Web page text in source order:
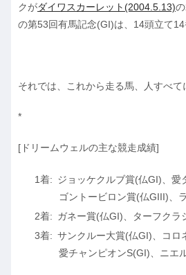
クがダイワスカーレット(2004.5.13)
の第53回有馬記念(GI)は、14頭立て14
それでは、これから走る馬、人すべて
*
[ドリームウェルの主な競走成績]
ジョッケクルブ賞(仏GI)、愛
ゴントービロン賞(仏GIII)、
ガネー賞(仏GI)、ターフクラ
サンクルー大賞(仏GI)、コロ
愛チャンピオンS(GI)、ニエ